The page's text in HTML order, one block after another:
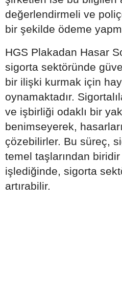
değerlendirmeli ve
bir şekilde ödeme
HGS Plakadan Hasar
sigorta sektöründe
bir ilişki kurmak için
oynamaktadır.
ve işbirliği odaklı bir
benimseyerek,
çözebilirler. Bu süreç,
temel taşlarından
işlediğinde, sigorta
artırabilir.